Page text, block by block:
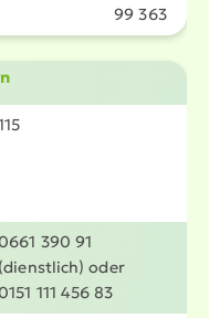
99 363
390 91
(dienstlich) oder
111 456 83